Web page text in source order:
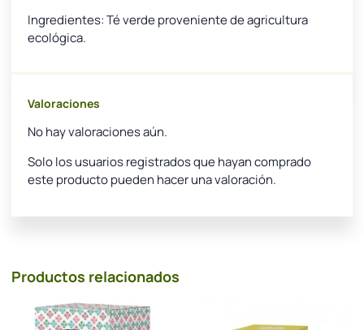
Ingredientes: Té verde proveniente de agricultura
ecológica.
Valoraciones
No hay valoraciones aún.
Solo los usuarios registrados que hayan comprado
este producto pueden hacer una valoración.
Productos relacionados